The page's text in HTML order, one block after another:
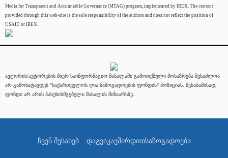
Media for Transparent and Accountable Governance (MTAG) program, implemented by IREX. The content
provided through this web-site is the sole responsibility of the authors and does not reflect the position of
USAID or IREX.
ავტორის/ავტორების მიერ საინფორმაციო მასალაში გამოთქმული მოსაზრება შესაძლოა
არ გამოხატავდეს "საქართველოს ღია საზოგადოების ფონდის" პოზიციას. შესაბამისად,
ფონდი არ არის პასუხისმგებელი მასალის შინაარსზე.
ჩვენ შესახებ დაგვიკავშირდითსაზოგადოება